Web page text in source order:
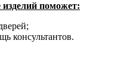
поможет:
консультантов.